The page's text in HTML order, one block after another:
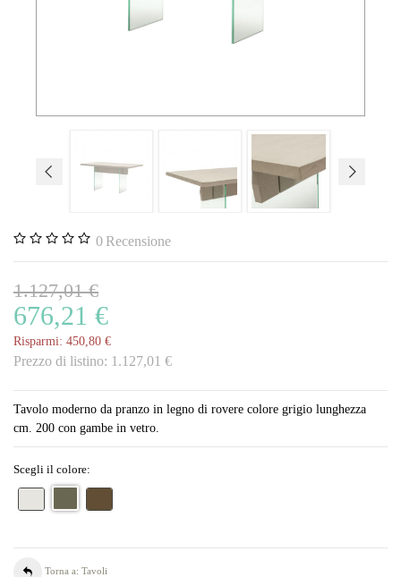
0 Recensione
1.127,01 €
676,21 €
Risparmi: 450,80 €
Prezzo di listino: 1.127,01 €
Tavolo moderno da pranzo in legno di rovere colore grigio lunghezza
cm. 200 con gambe in vetro.
Scegli il colore:
Torna a: Tavoli